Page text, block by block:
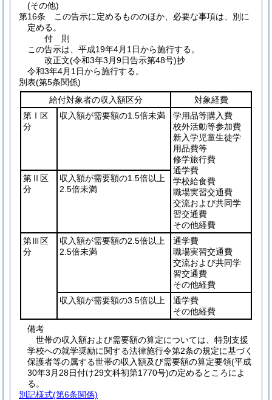
(その他)
第16条
この告示に定めるもののほか、必要な事項は、別に
定める。
付 則
この告示は、平成19年4月1日から施行する。
改正文(令和3年3月9日告示第48号)抄
令和3年4月1日から施行する。
別表(第5条関係)
給付対象者の収入額区分
対象経費
第Ⅰ区
分
収入額が需要額の1.5倍未満
学用品等購入費
校外活動等参加費
新入学児童生徒学
用品費等
修学旅行費
通学費
学校給食費
職場実習交通費
交流および共同学
習交通費
その他経費
第Ⅱ区
分
収入額が需要額の1.5倍以上
2.5倍未満
第Ⅲ区
分
収入額が需要額の2.5倍以上
2.5倍未満
通学費
職場実習交通費
交流および共同学
習交通費
その他経費
収入額が需要額の3.5倍以上
通学費
その他経費
備考
世帯の収入額および需要額の算定については、特別支援
学校への就学奨励に関する法律施行令第2条の規定に基づく
保護者等の属する世帯の収入額及び需要額の算定要領(平成
30年3月28日付け29文科初第1770号)の定めるところによ
る。
別記様式(第6条関係)